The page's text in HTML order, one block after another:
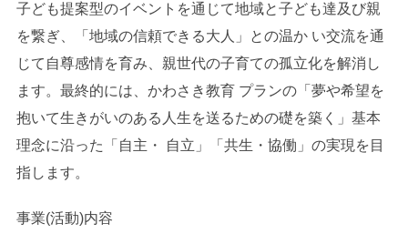
子ども提案型のイベントを通じて地域と子ども達及び親
を繋ぎ、「地域の信頼できる大人」との温か い交流を通
じて自尊感情を育み、親世代の子育ての孤立化を解消し
ます。最終的には、かわさき教育 プランの「夢や希望を
抱いて生きがいのある人生を送るための礎を築く」基本
理念に沿った「自主・ 自立」「共生・協働」の実現を目
指します。
事業(活動)内容